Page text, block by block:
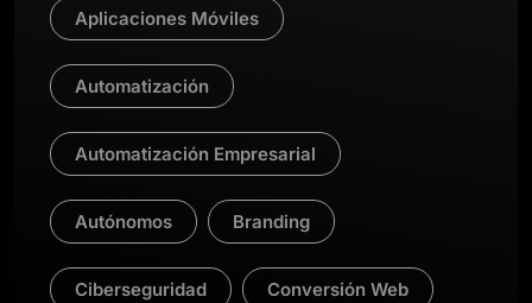
Aplicaciones Móviles
Automatización
Automatización Empresarial
Autónomos Branding
Ciberseguridad Conversión Web